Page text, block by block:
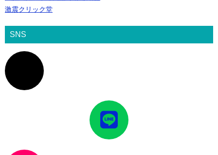
激震クリック堂
SNS
イ
コ
ン
リ
イ
コ
ン
リ